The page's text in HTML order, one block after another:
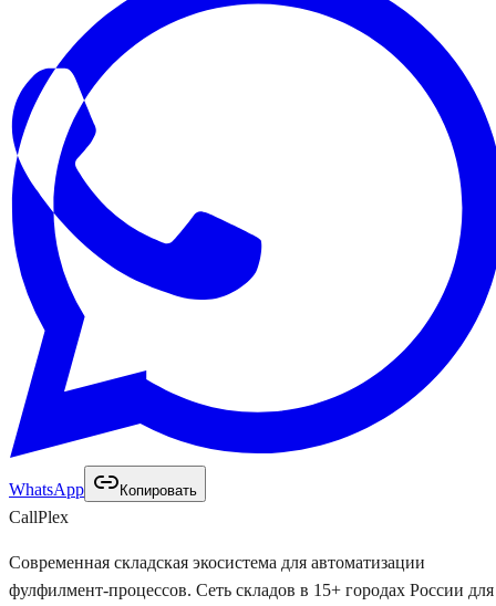
WhatsApp Копировать
CallPlex
Современная складская экосистема для автоматизации
фулфилмент-процессов. Сеть складов в 15+ городах России для